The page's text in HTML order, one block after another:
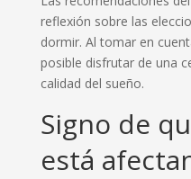
reflexión sobre las
dormir. Al tomar en
posible disfrutar de una
calidad del sueño.
Signo de
está